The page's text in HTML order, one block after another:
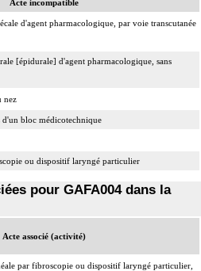
Acte incompatible
d'agent pharmacologique, par voie transcutanée
[épidurale] d'agent pharmacologique, sans
nez
bloc médicotechnique
ou dispositif laryngé particulier
pour GAFA004 dans la
Acte associé (activité)
par fibroscopie ou dispositif laryngé particulier,